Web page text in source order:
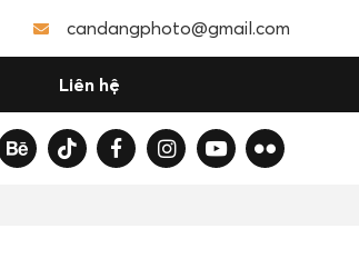
candangphoto@gmail.com
Liên hệ